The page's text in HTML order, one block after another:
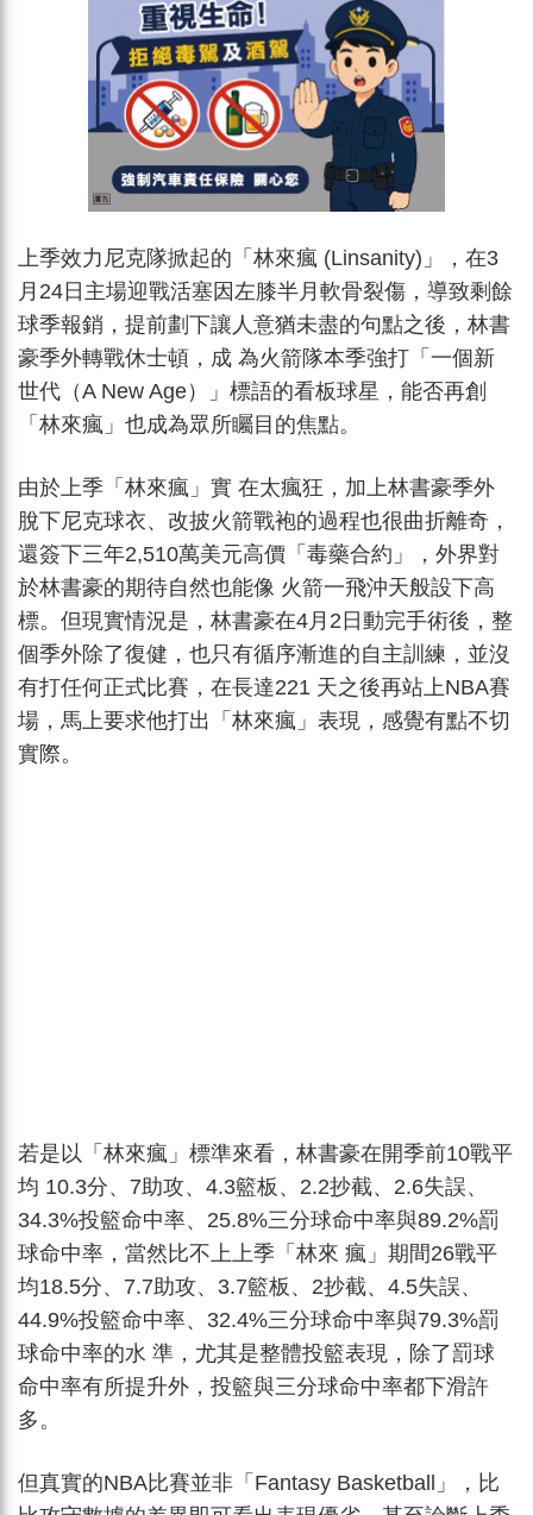
上季效力尼克隊掀起的「林來瘋 (Linsanity)」，在3
月24日主場迎戰活塞因左膝半月軟骨裂傷，導致剩餘
球季報銷，提前劃下讓人意猶未盡的句點之後，林書
豪季外轉戰休士頓，成 為火箭隊本季強打「一個新
世代（A New Age）」標語的看板球星，能否再創
「林來瘋」也成為眾所矚目的焦點。
由於上季「林來瘋」實 在太瘋狂，加上林書豪季外
脫下尼克球衣、改披火箭戰袍的過程也很曲折離奇，
還簽下三年2,510萬美元高價「毒藥合約」，外界對
於林書豪的期待自然也能像 火箭一飛沖天般設下高
標。但現實情況是，林書豪在4月2日動完手術後，整
個季外除了復健，也只有循序漸進的自主訓練，並沒
有打任何正式比賽，在長達221 天之後再站上NBA賽
場，馬上要求他打出「林來瘋」表現，感覺有點不切
實際。
若是以「林來瘋」標準來看，林書豪在開季前10戰平
均 10.3分、7助攻、4.3籃板、2.2抄截、2.6失誤、
34.3%投籃命中率、25.8%三分球命中率與89.2%罰
球命中率，當然比不上上季「林來 瘋」期間26戰平
均18.5分、7.7助攻、3.7籃板、2抄截、4.5失誤、
44.9%投籃命中率、32.4%三分球命中率與79.3%罰
球命中率的水 準，尤其是整體投籃表現，除了罰球
命中率有所提升外，投籃與三分球命中率都下滑許
多。
但真實的NBA比賽並非「Fantasy Basketball」，比